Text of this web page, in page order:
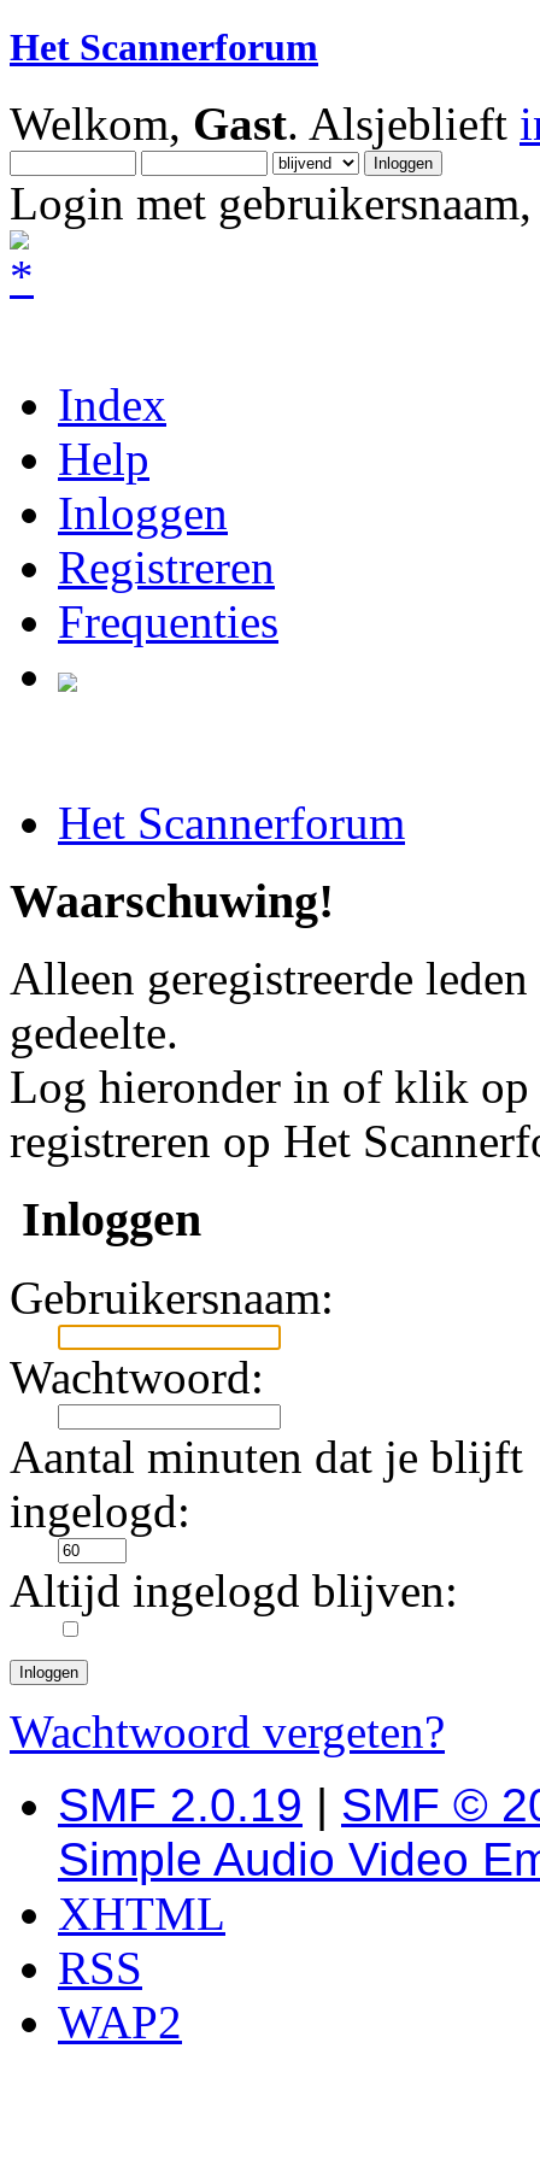
Het Scannerforum
Welkom, Gast. Alsjeblieft
Login met
Index
Help
Inloggen
Registreren
Frequenties
Het Scannerforum
Waarschuwing!
Alleen geregistreerde
gedeelte.
Log hieronder in of klik op
registreren op Het
Inloggen
Gebruikersnaam:
Wachtwoord:
Aantal minuten dat je blijft
ingelogd:
Altijd ingelogd blijven:
Wachtwoord vergeten?
SMF 2.0.19 | SMF ©
Simple Audio Video
XHTML
RSS
WAP2